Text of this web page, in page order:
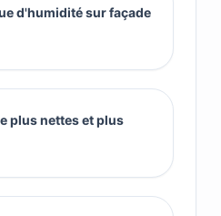
d'humidité sur façade
plus nettes et plus